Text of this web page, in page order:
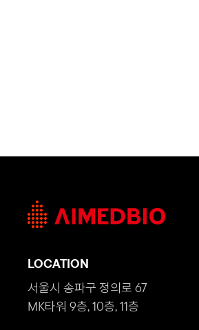
LOCATION
서울시 송파구 정의로 67
MK타워 9층, 10층, 11층